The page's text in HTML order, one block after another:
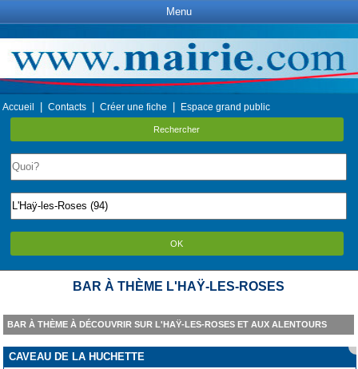
Menu
Accueil Contacts Créer une fiche Espace grand public
Rechercher
OK
BAR À THÈME L'HAŸ-LES-ROSES
BAR À THÈME À DÉCOUVRIR SUR L'HAŸ-LES-ROSES ET AUX ALENTOURS
CAVEAU DE LA HUCHETTE